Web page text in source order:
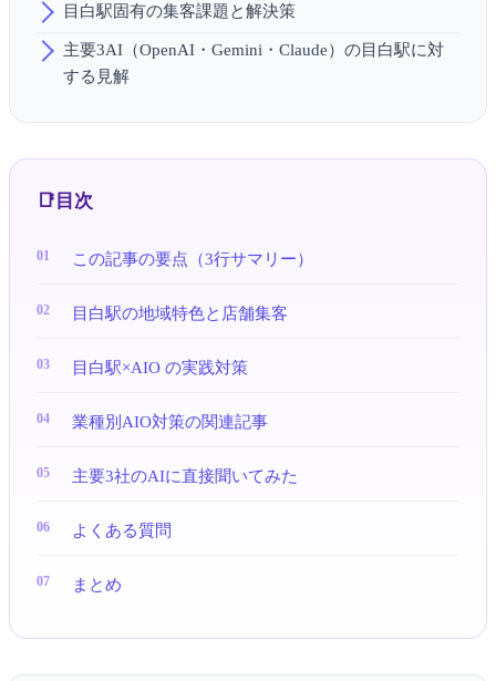
目白駅固有の集客課題と解決策
主要3AI（OpenAI・Gemini・Claude）の目白駅に対
する見解
目次
この記事の要点（3行サマリー）
目白駅の地域特色と店舗集客
目白駅×AIO の実践対策
業種別AIO対策の関連記事
主要3社のAIに直接聞いてみた
よくある質問
まとめ